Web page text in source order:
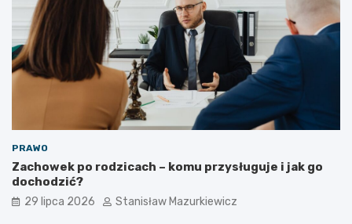
PRAWO
Zachowek po rodzicach – komu przysługuje i jak go
dochodzić?
29 lipca 2026 Stanisław Mazurkiewicz